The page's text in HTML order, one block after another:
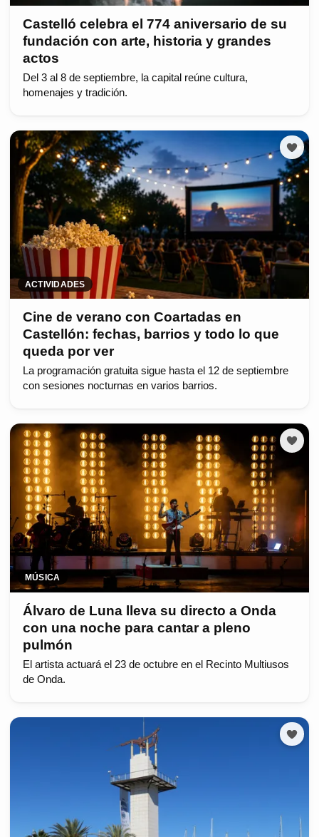
Castelló celebra el 774 aniversario de su
fundación con arte, historia y grandes
actos
Del 3 al 8 de septiembre, la capital reúne cultura,
homenajes y tradición.
ACTIVIDADES
Cine de verano con Coartadas en
Castellón: fechas, barrios y todo lo que
queda por ver
La programación gratuita sigue hasta el 12 de septiembre
con sesiones nocturnas en varios barrios.
MÚSICA
Álvaro de Luna lleva su directo a Onda
con una noche para cantar a pleno
pulmón
El artista actuará el 23 de octubre en el Recinto Multiusos
de Onda.